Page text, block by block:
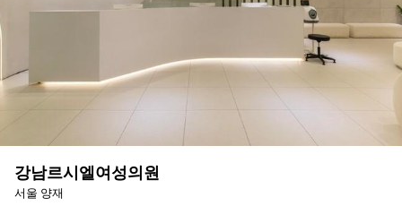
강남르시엘여성의원
서울 양재